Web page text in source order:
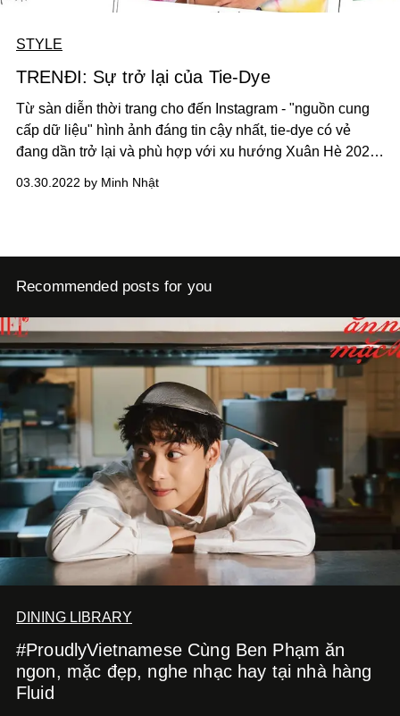
STYLE
TRENĐI: Sự trở lại của Tie-Dye
Từ sàn diễn thời trang cho đến Instagram - "nguồn cung
cấp dữ liệu" hình ảnh đáng tin cậy nhất, tie-dye có vẻ
đang dần trở lại và phù hợp với xu hướng Xuân Hè 2022
03.30.2022 by Minh Nhật
Recommended posts for you
DINING LIBRARY
#ProudlyVietnamese Cùng Ben Phạm ăn
ngon, mặc đẹp, nghe nhạc hay tại nhà hàng
Fluid